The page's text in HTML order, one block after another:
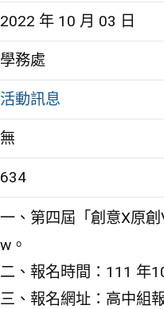
2022 年 10 月 03 日
學務處
活動訊息
無
634
一、第四屆「創意X原
w。
二、報名時間：111 年
三、報名網址：高中組